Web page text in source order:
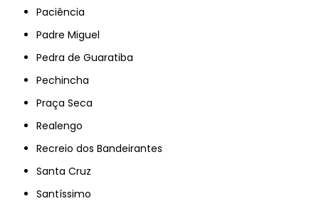
Paciência
Padre Miguel
Pedra de Guaratiba
Pechincha
Praça Seca
Realengo
Recreio dos Bandeirantes
Santa Cruz
Santíssimo